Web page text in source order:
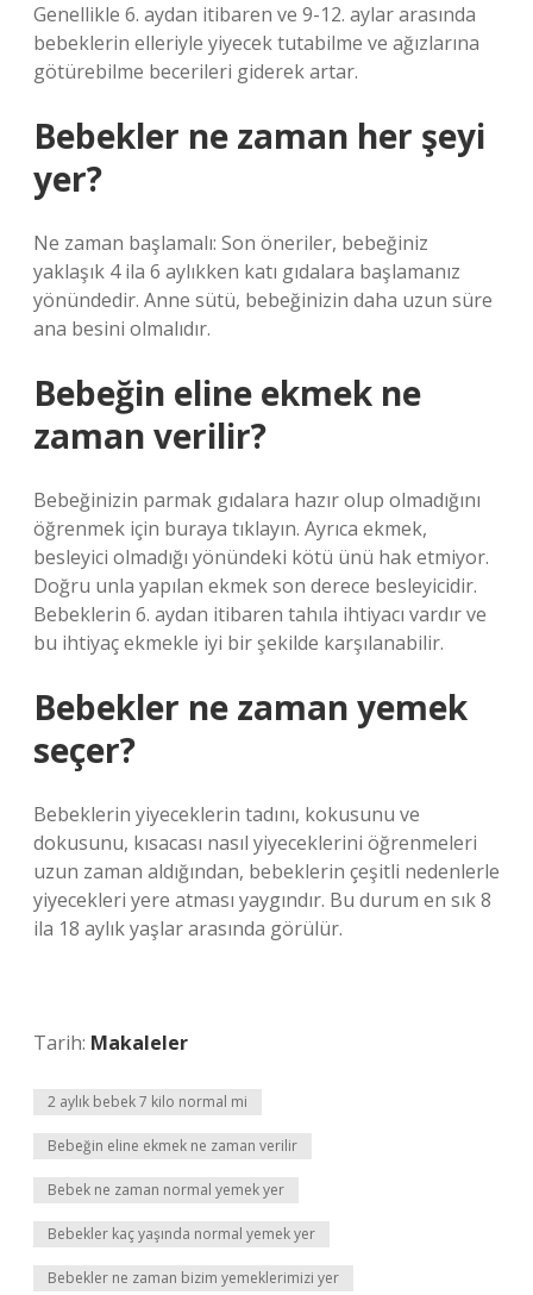
Genellikle 6. aydan itibaren ve 9-12. aylar arasında
bebeklerin elleriyle yiyecek tutabilme ve ağızlarına
götürebilme becerileri giderek artar.
Bebekler ne zaman her şeyi
yer?
Ne zaman başlamalı: Son öneriler, bebeğiniz
yaklaşık 4 ila 6 aylıkken katı gıdalara başlamanız
yönündedir. Anne sütü, bebeğinizin daha uzun süre
ana besini olmalıdır.
Bebeğin eline ekmek ne
zaman verilir?
Bebeğinizin parmak gıdalara hazır olup olmadığını
öğrenmek için buraya tıklayın. Ayrıca ekmek,
besleyici olmadığı yönündeki kötü ünü hak etmiyor.
Doğru unla yapılan ekmek son derece besleyicidir.
Bebeklerin 6. aydan itibaren tahıla ihtiyacı vardır ve
bu ihtiyaç ekmekle iyi bir şekilde karşılanabilir.
Bebekler ne zaman yemek
seçer?
Bebeklerin yiyeceklerin tadını, kokusunu ve
dokusunu, kısacası nasıl yiyeceklerini öğrenmeleri
uzun zaman aldığından, bebeklerin çeşitli nedenlerle
yiyecekleri yere atması yaygındır. Bu durum en sık 8
ila 18 aylık yaşlar arasında görülür.
Tarih: Makaleler
2 aylık bebek 7 kilo normal mi
Bebeğin eline ekmek ne zaman verilir
Bebek ne zaman normal yemek yer
Bebekler kaç yaşında normal yemek yer
Bebekler ne zaman bizim yemeklerimizi yer